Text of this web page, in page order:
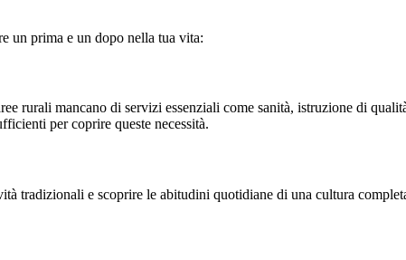
un prima e un dopo nella tua vita:
rurali mancano di servizi essenziali come sanità, istruzione di
per coprire queste necessità.
tradizionali e scoprire le abitudini quotidiane di una cultura